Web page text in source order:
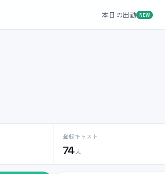
本日の出勤 NEW
登録キャスト
74 人